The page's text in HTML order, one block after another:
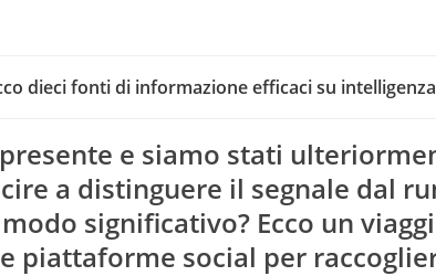
dieci fonti di informazione efficaci su
e siamo stati
a distinguere il segnale dal
significativo? Ecco un
piattaforme social per